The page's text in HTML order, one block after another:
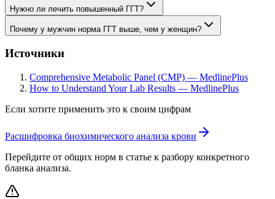
Нужно ли лечить повышенный ГГТ?
Почему у мужчин норма ГГТ выше, чем у женщин?
Источники
Comprehensive Metabolic Panel (CMP) — MedlinePlus
How to Understand Your Lab Results — MedlinePlus
Если хотите применить это к своим цифрам
Расшифровка биохимического анализа крови
Перейдите от общих норм в статье к разбору конкретного
бланка анализа.